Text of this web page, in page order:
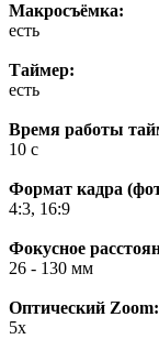
Макросъёмка:
есть
Таймер:
есть
Время работы
10 c
Формат кадра
4:3, 16:9
Фокусное
26 - 130 мм
Оптический Zoom:
5x